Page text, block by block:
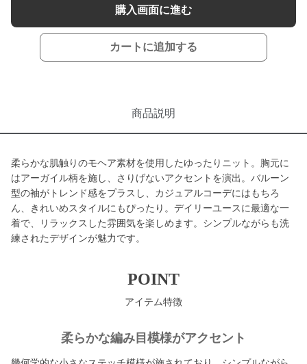
購入画面に進む
カートに追加する
商品説明
柔らかな肌触りのモヘア素材を使用したゆったりニット。胸元に
はアーガイル柄を施し、さりげないアクセントを演出。バルーン
型の袖がトレンド感をプラスし、カジュアルコーデにはもちろ
ん、きれいめスタイルにもぴったり。デイリーユースに最適な一
着で、リラックスした雰囲気を楽しめます。シンプルながらも洗
練されたデザインが魅力です。
POINT
アイテム特徴
柔らかな編み目模様がアクセント